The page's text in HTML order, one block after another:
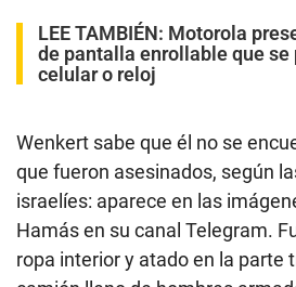
LEE TAMBIÉN: Motorola
de pantalla enrollable que se
celular o reloj
Wenkert sabe que él no se
que fueron asesinados, según
israelíes: aparece en las
Hamás en su canal Telegram.
ropa interior y atado en la parte